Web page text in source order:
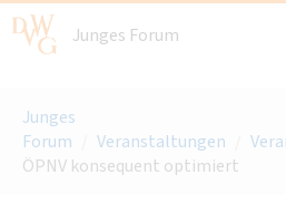
Junges Forum
Junges
Forum
Veranstaltungen
ÖPNV konsequent optimiert